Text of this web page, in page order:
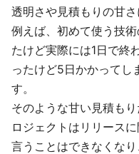
透明さや見積もりの甘さ
例えば、初めて使う技
たけど実際には1日で終
ったけど5日かかってし
す。
そのような甘い見積も
ロジェクトはリリース
言うことはできなくな